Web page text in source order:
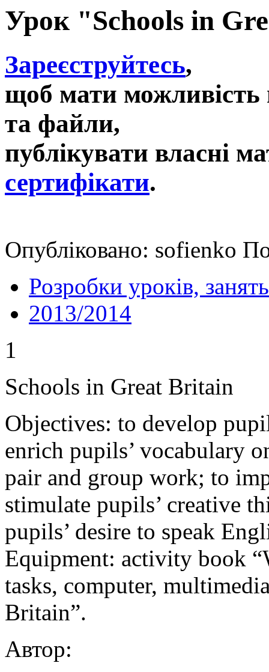
Урок "Schools in
Зареєструйтесь,
щоб мати можливість
та файли,
публікувати власні
сертифікати.
Опубліковано: sofienko
Розробки уроків, занять
2013/2014
1
Schools in Great Britain
Objectives: to develop
enrich pupils’ vocabulary
pair and group work; to
stimulate pupils’ creative
pupils’ desire to speak
Equipment: activity book
tasks, computer,
Britain”.
Автор: